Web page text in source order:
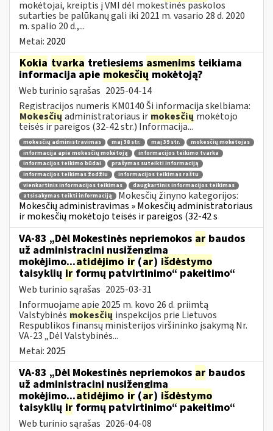
mokėtojai, kreiptis į VMI dėl mokestinės paskolos
sutarties be palūkanų gali iki 2021 m. vasario 28 d. 2020
m. spalio 20 d.,...
Metai: 2020
Kokia tvarka tretiesiems asmenims teikiama
informacija apie mokesčiųmokėtoją?
Web turinio sąrašas 2025-04-14
Registracijos numeris KM0140 Ši informacija skelbiama:
Mokesčių administratoriaus ir mokesčių mokėtojo
teisės ir pareigos (32-42 str.) Informacija...
mokesčių administravimas maį 38 str. maį 39 str.
mokesčių mokėtojas
informacija apie mokesčių mokėtoją
informacijos teikimo tvarka
informacijos teikimo būdai
prašymas suteikti informaciją
informacijos teikimas žodžiu
informacijos teikimas raštu
vienkartinis informacijos teikimas
daugkartinis informacijos teikimas
atsisakymas teikti informaciją
Mokesčių žinyno kategorijos:
Mokesčių administravimas » Mokesčių administratoriaus
ir mokesčių mokėtojo teisės ir pareigos (32-42 s
VA-83 „Dėl Mokestinės nepriemokos ar baudos
už administracinį nusižengimą
mokėjimo...atidėjimo ir (ar) išdėstymo
taisyklių ir formų patvirtinimo“ pakeitimo“
Web turinio sąrašas 2025-03-31
Informuojame apie 2025 m. kovo 26 d. priimtą
Valstybinės mokesčių inspekcijos prie Lietuvos
Respublikos finansų ministerijos viršininko įsakymą Nr.
VA-23 „Dėl Valstybinės...
Metai: 2025
VA-83 „Dėl Mokestinės nepriemokos ar baudos
už administracinį nusižengimą
mokėjimo...atidėjimo ir (ar) išdėstymo
taisyklių ir formų patvirtinimo“ pakeitimo“
Web turinio sąrašas 2026-04-08